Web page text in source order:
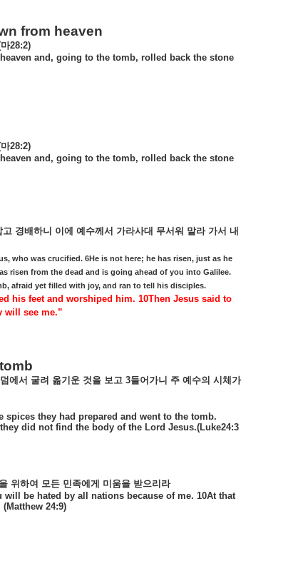
from heaven
마28:2)
and, going to the tomb, rolled back the stone
마28:2)
and, going to the tomb, rolled back the stone
고 경배하니 이에 예수께서 가라사대 무서워 말라 가서 내
who was crucified. 6He is not here; he has risen, just as he
risen from the dead and is going ahead of you into Galilee.
afraid yet filled with joy, and ran to tell his disciples.
his feet and worshiped him. 10Then Jesus said to
will see me.”
에서 굴려 옮기운 것을 보고 3들어가니 주 예수의 시체가
they had prepared and went to the tomb.
did not find the body of the Lord Jesus.(Luke24:3
위하여 모든 민족에게 미움을 받으리라
be hated by all nations because of me. 10At that
24:9)